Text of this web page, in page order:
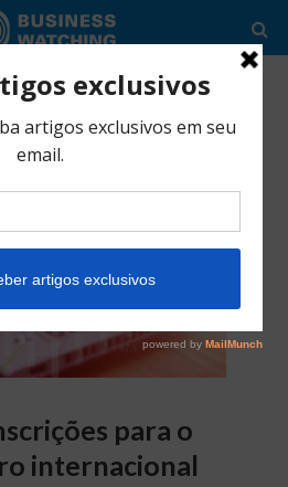
para o
internacional